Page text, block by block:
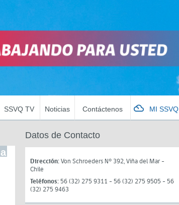
SSVQ TV Noticias Contáctenos MI SSVQ
a
Datos de Contacto
Dirección:Von Schroeders N° 392, Viña del Mar -
Chile
Teléfonos: 56 (32) 275 9311 - 56 (32) 275 9505 - 56
(32) 275 9463